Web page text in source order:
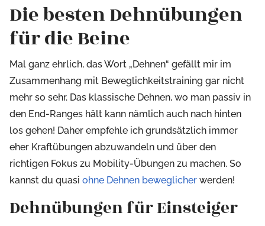
Die besten Dehnübungen
für die Beine
Mal ganz ehrlich, das Wort „Dehnen“ gefällt mir im
Zusammenhang mit Beweglichkeitstraining gar nicht
mehr so sehr. Das klassische Dehnen, wo man passiv in
den End-Ranges hält kann nämlich auch nach hinten
los gehen! Daher empfehle ich grundsätzlich immer
eher Kraftübungen abzuwandeln und über den
richtigen Fokus zu Mobility-Übungen zu machen. So
kannst du quasi ohne Dehnen beweglicher werden!
Dehnübungen für Einsteiger